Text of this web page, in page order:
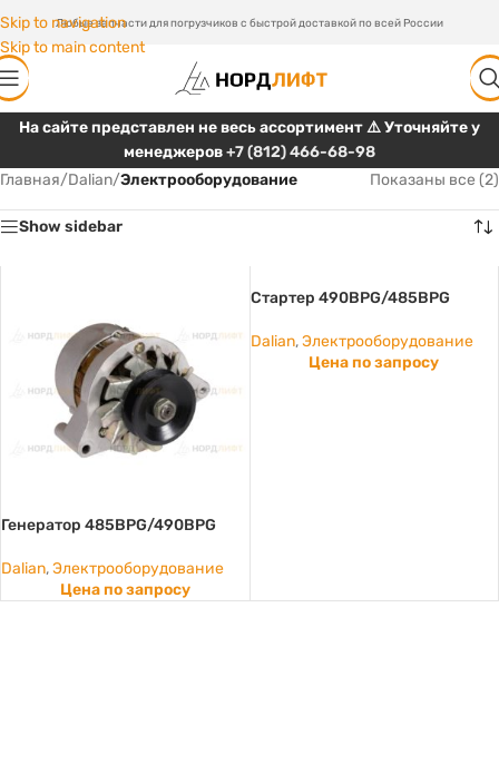
Skip to navigation
Skip to main content
Любые запчасти для погрузчиков с быстрой доставкой по всей России
На сайте представлен не весь ассортимент ⚠️ Уточняйте у
менеджеров+7 (812) 466-68-98
Главная/Dalian/Электрооборудование Показаны все (2)
Show sidebar
Генератор 485BPG/490BPG
Dalian,Электрооборудование
Цена по запросу
Стартер 490BPG/485BPG
Dalian, Электрооборудование
Цена по запросу